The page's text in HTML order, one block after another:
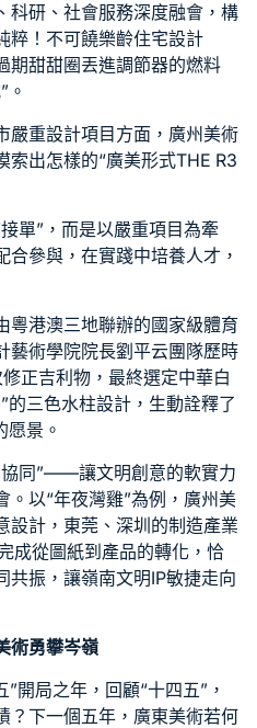
科研、社會服務深度融會，構
粹！不可饒樂齡住宅設計
期甜甜圈丟進調節器的燃料
。
嚴重設計項目方面，廣州美術
索出怎樣的“廣美形式THE R3
單”，而是以嚴重項目為牽
參與，在實踐中培養人才，
粵港澳三地聯辦的國家級體育
藝術學院院長劉平云團隊歷時
正吉利物，最終選定中華白
的三色水柱設計，生動詮釋了
愿景。
同”——讓文明創意的軟實力
以“年夜灣雞”為例，廣州美
設計，東莞、深圳的制造產業
成從圖紙到產品的轉化，恰
共振，讓嶺南文明IP敏捷走向
術勇攀岑嶺
開局之年，回顧“十四五”，
？下一個五年，廣東美術若何